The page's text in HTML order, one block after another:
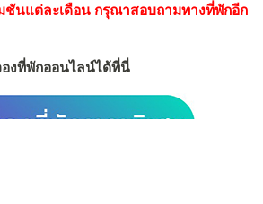
ชันแต่ละเดือน กรุณาสอบถามทางที่พักอีก
งที่พักออนไลน์ได้ที่นี่